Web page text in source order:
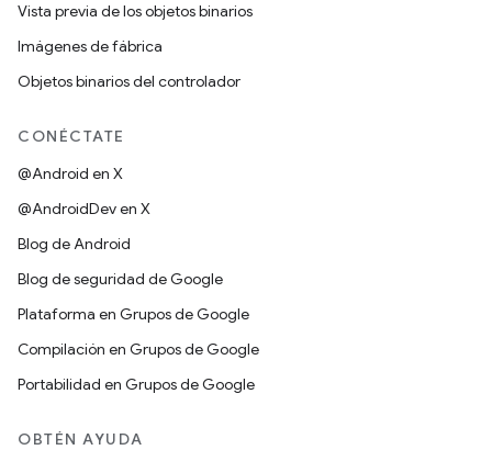
Vista previa de los objetos binarios
Imágenes de fábrica
Objetos binarios del controlador
CONÉCTATE
@Android en X
@AndroidDev en X
Blog de Android
Blog de seguridad de Google
Plataforma en Grupos de Google
Compilación en Grupos de Google
Portabilidad en Grupos de Google
OBTÉN AYUDA